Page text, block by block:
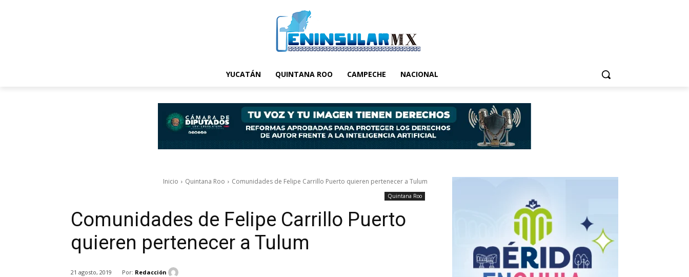
YUCATÁN QUINTANA ROO CAMPECHE NACIONAL
Inicio Quintana Roo Comunidades de Felipe Carrillo Puerto quieren pertenecer a Tulum
Quintana Roo
Comunidades de Felipe Carrillo Puerto
quieren pertenecer a Tulum
21 agosto, 2019 Por: Redacción